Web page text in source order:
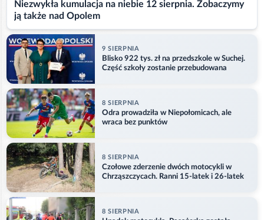
Niezwykła kumulacja na niebie 12 sierpnia. Zobaczymy
ją także nad Opolem
9 SIERPNIA
Blisko 922 tys. zł na przedszkole w Suchej.
Część szkoły zostanie przebudowana
8 SIERPNIA
Odra prowadziła w Niepołomicach, ale
wraca bez punktów
8 SIERPNIA
Czołowe zderzenie dwóch motocykli w
Chrząszczycach. Ranni 15-latek i 26-latek
8 SIERPNIA